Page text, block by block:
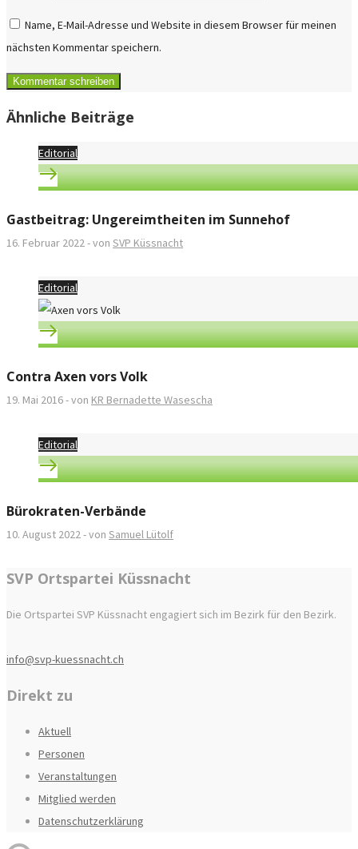
Name, E-Mail-Adresse und Website in diesem Browser für meinen
nächsten Kommentar speichern.
Ähnliche Beiträge
Editorial
Gastbeitrag: Ungereimtheiten im Sunnehof
16. Februar 2022-von SVP Küssnacht
Editorial
Contra Axen vors Volk
19. Mai 2016-von KR Bernadette Wasescha
Editorial
Bürokraten-Verbände
10. August 2022-von Samuel Lütolf
SVP Ortspartei Küssnacht
Die Ortspartei SVP Küssnacht engagiert sich im Bezirk für den Bezirk.
info@svp-kuessnacht.ch
Direkt zu
Aktuell
Personen
Veranstaltungen
Mitglied werden
Datenschutzerklärung